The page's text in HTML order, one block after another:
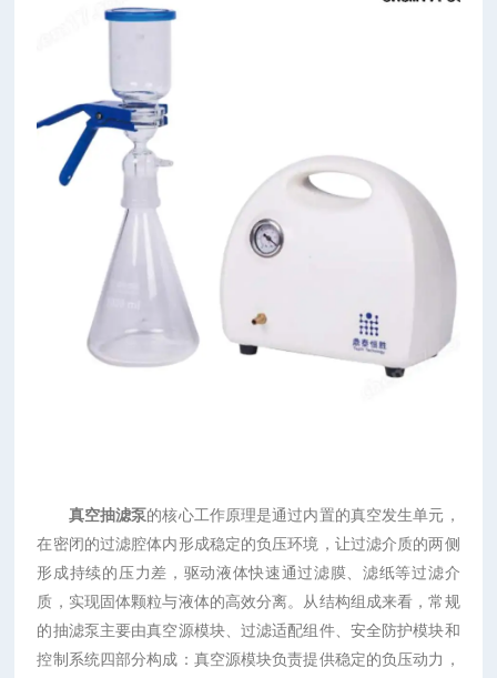
真空抽滤泵的核心工作原理是通过内置的真空发生单元，
在密闭的过滤腔体内形成稳定的负压环境，让过滤介质的两侧
形成持续的压力差，驱动液体快速通过滤膜、滤纸等过滤介
质，实现固体颗粒与液体的高效分离。从结构组成来看，常规
的抽滤泵主要由真空源模块、过滤适配组件、安全防护模块和
控制系统四部分构成：真空源模块负责提供稳定的负压动力，